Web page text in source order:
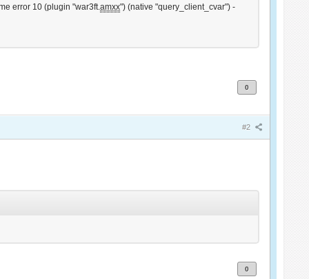
error 10 (plugin "war3ft.amxx") (native "query_client_cvar") -
0
#2
0